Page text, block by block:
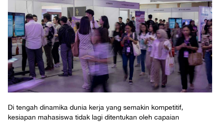
Di tengah dinamika dunia kerja yang semakin kompetitif,
kesiapan mahasiswa tidak lagi ditentukan oleh capaian